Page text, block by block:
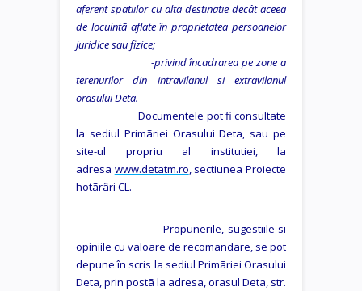
aferent spatiilor cu altã destinatie decât aceea
de locuintã aflate în proprietatea persoanelor
juridice sau fizice;
-privind încadrarea pe zone a
terenurilor din intravilanul si extravilanul
orasului Deta.
Documentele pot fi consultate
la sediul Primãriei Orasului Deta, sau pe
site-ul propriu al institutiei, la
adresa www.detatm.ro, sectiunea Proiecte
hotãrâri CL.
Propunerile, sugestiile si
opiniile cu valoare de recomandare, se pot
depune în scris la sediul Primãriei Orasului
Deta, prin postã la adresa, orasul Deta, str.